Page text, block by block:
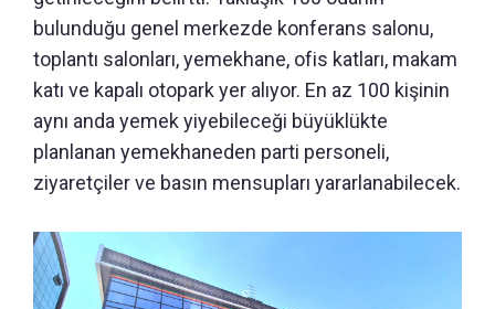
bulunduğu genel merkezde konferans salonu,
toplantı salonları, yemekhane, ofis katları, makam
katı ve kapalı otopark yer alıyor. En az 100 kişinin
aynı anda yemek yiyebileceği büyüklükte
planlanan yemekhaneden parti personeli,
ziyaretçiler ve basın mensupları yararlanabilecek.